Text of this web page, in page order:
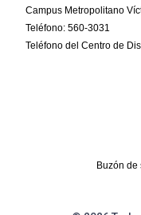
Campus Metropolitano
Teléfono: 560-3031
Teléfono del Centro de
Buzón de